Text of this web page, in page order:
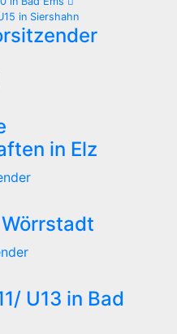
in Siershahn
in Elz
U13 in Bad